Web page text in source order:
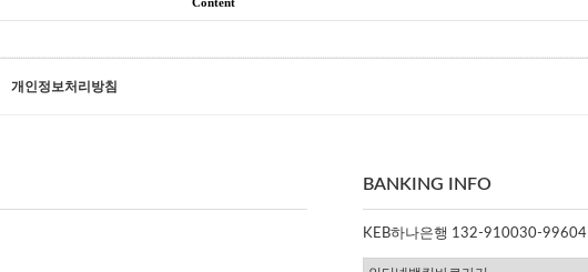
개인정보처리방침
BANKING INFO
KEB하나은행 132-910030-99604